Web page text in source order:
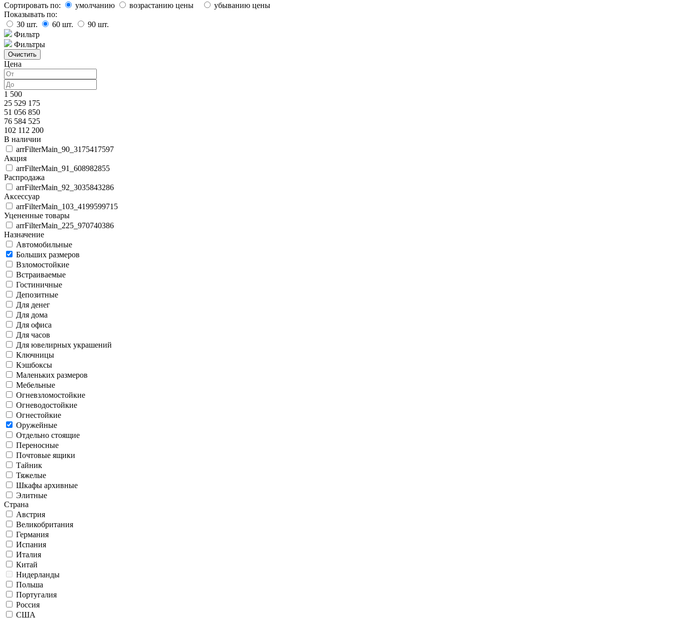
Сортировать по:
умолчанию возрастанию цены
убыванию цены
Показывать по:
30 шт. 60 шт. 90 шт.
Фильтр
Фильтры
Цена
1 500
25 529 175
51 056 850
76 584 525
102 112 200
В наличии
arrFilterMain_90_3175417597
Акция
arrFilterMain_91_608982855
Распродажа
arrFilterMain_92_3035843286
Аксессуар
arrFilterMain_103_4199599715
Уцененные товары
arrFilterMain_225_970740386
Назначение
Автомобильные
Больших размеров
Взломостойкие
Встраиваемые
Гостиничные
Депозитные
Для денег
Для дома
Для офиса
Для часов
Для ювелирных украшений
Ключницы
Кэшбоксы
Маленьких размеров
Мебельные
Огневзломостойкие
Огневодостойкие
Огнестойкие
Оружейные
Отдельно стоящие
Переносные
Почтовые ящики
Тайник
Тяжелые
Шкафы архивные
Элитные
Страна
Австрия
Великобритания
Германия
Испания
Италия
Китай
Нидерланды
Польша
Португалия
Россия
США